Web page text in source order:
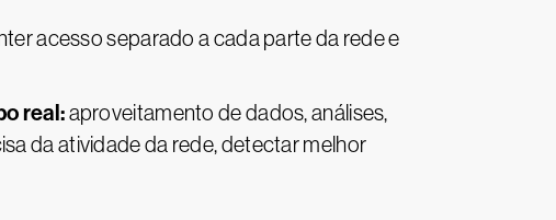
acesso separado a cada parte da rede e
real:aproveitamento de dados, análises,
da atividade da rede, detectar melhor